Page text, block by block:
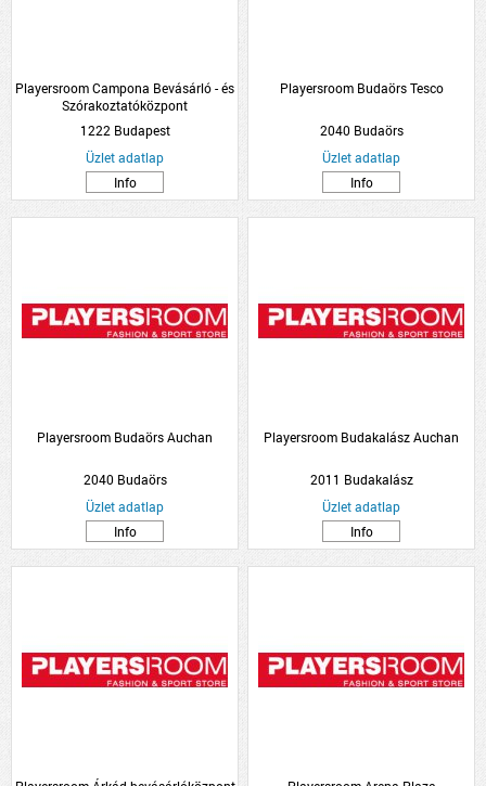
Playersroom Campona Bevásárló - és
Szórakoztatóközpont
1222 Budapest
Üzlet adatlap
Info
Playersroom Budaörs Tesco
2040 Budaörs
Üzlet adatlap
Info
Playersroom Budaörs Auchan
2040 Budaörs
Üzlet adatlap
Info
Playersroom Budakalász Auchan
2011 Budakalász
Üzlet adatlap
Info